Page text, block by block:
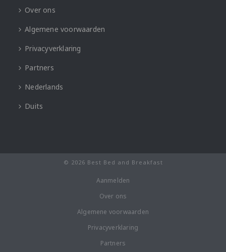
Over ons
Algemene voorwaarden
Privacyverklaring
Partners
Nederlands
Duits
© 2026 Best Bed and Breakfast
Aanmelden
Over ons
Algemene voorwaarden
Privacyverklaring
Partners